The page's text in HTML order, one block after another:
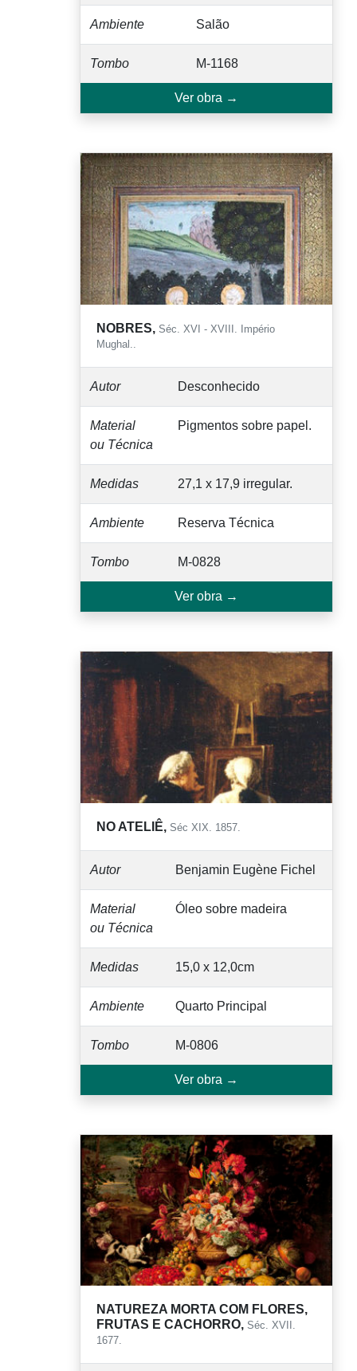
Ambiente Salão
Tombo M-1168
Ver obra →
NOBRES, Séc. XVI - XVIII. Império
Mughal..
Autor Desconhecido
Material
ou Técnica
Pigmentos sobre papel.
Medidas 27,1 x 17,9 irregular.
Ambiente Reserva Técnica
Tombo M-0828
Ver obra →
NO ATELIÊ, Séc XIX. 1857.
Autor Benjamin Eugène Fichel
Material
ou Técnica
Óleo sobre madeira
Medidas 15,0 x 12,0cm
Ambiente Quarto Principal
Tombo M-0806
Ver obra →
NATUREZA MORTA COM FLORES,
FRUTAS E CACHORRO, Séc. XVII.
1677.